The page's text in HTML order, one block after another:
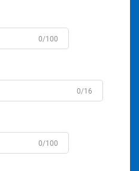
0/100
0/16
0/100